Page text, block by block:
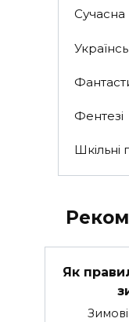
Сучасна
Фентезі
Шкільні
Як